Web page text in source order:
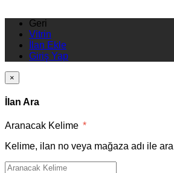
Geri
Vitrin
İlan Ekle
Giriş Yap
×
İlan Ara
Aranacak Kelime *
Kelime, ilan no veya mağaza adı ile ara